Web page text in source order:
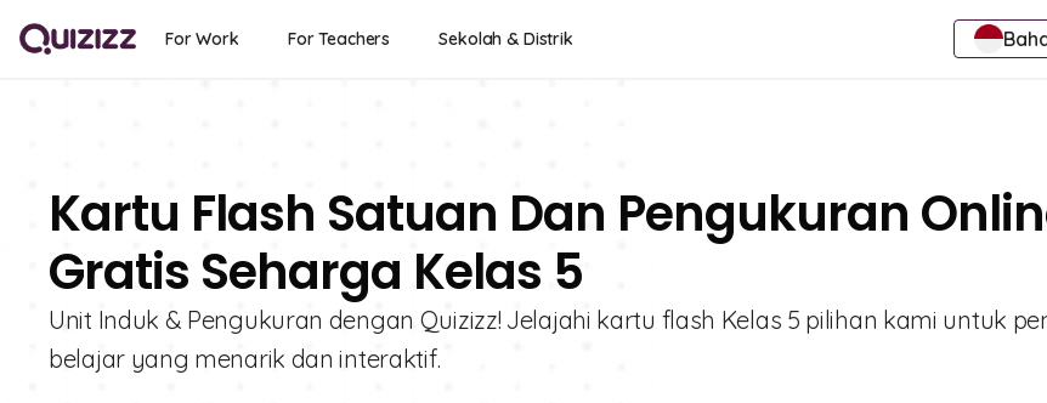
For Work For Teachers Sekolah & Distrik
Kartu Flash Satuan Dan Pengukuran
Gratis Seharga Kelas 5
Unit Induk & Pengukuran dengan Quizizz! Jelajahi kartu flash Kelas 5 pilihan kami untuk
belajar yang menarik dan interaktif.